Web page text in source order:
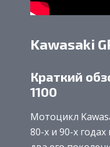
Kawasaki
Краткий
1100
Мотоцикл
80-х и 90-х